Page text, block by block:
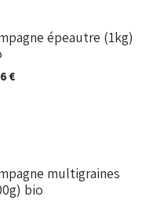
épeautre (1kg)
€
multigraines
bio